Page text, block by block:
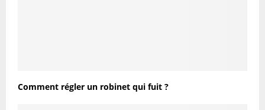
Comment régler un robinet qui fuit ?